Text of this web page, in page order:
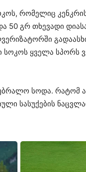
რომელიც
50 გრ თხევადი
სოკოს ყველა სპორს
სოდა. რატომ
სასუქების